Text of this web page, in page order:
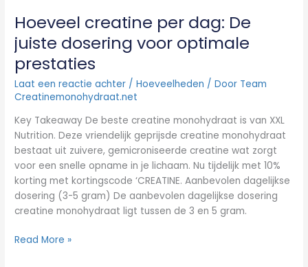
Hoeveel creatine per dag: De
juiste dosering voor optimale
prestaties
Laat een reactie achter /Hoeveelheden / Door Team
Creatinemonohydraat.net
Key Takeaway De beste creatine monohydraat is van XXL
Nutrition. Deze vriendelijk geprijsde creatine monohydraat
bestaat uit zuivere, gemicroniseerde creatine wat zorgt
voor een snelle opname in je lichaam. Nu tijdelijk met 10%
korting met kortingscode ‘CREATINE. Aanbevolen dagelijkse
dosering (3-5 gram) De aanbevolen dagelijkse dosering
creatine monohydraat ligt tussen de 3 en 5 gram.
Read More »